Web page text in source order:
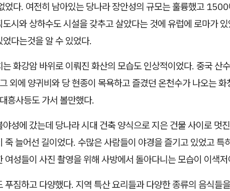
었다. 여전히 남아있는 당나라 장안성의 규모는 훌륭했고
시와 상하수도 시설을 갖추고 살았다는 것에 유럽에 로마가
다는것을 알 수 있었다.
화강암 바위로 이뤄진 화산의 모습도 인상적이었다. 중국 산
외에 양귀비와 당 현종이 목욕하고 즐겼던 온천수가 나오는 화
흥사등도 가서 볼만했다.
성에 갔는데 당나라 시대 건축 양식으로 지은 건물 사이로 멋
죽 늘어선 길이었다. 수많은 사람들이 야경을 즐기고 있었고 특
여성들이 사진 촬영을 위해 사방에서 돌아다니는 모습이 이색
푸짐하고 다양했다. 지역 특산 요리들과 다양한 종류의 음식들